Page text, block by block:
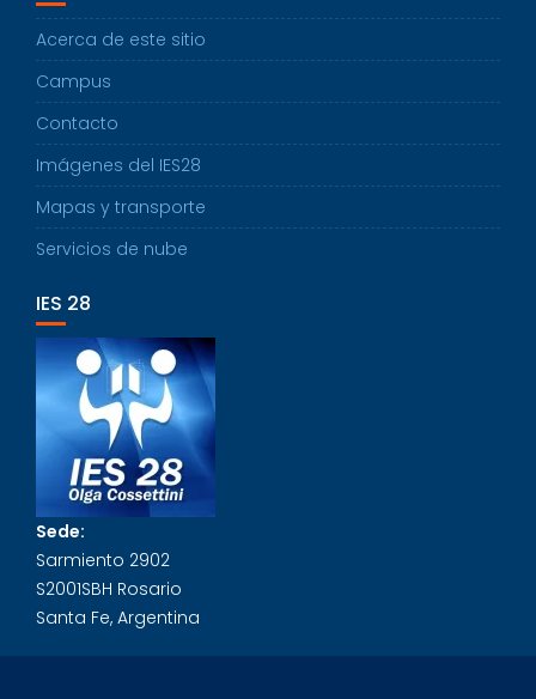
Acerca de este sitio
Campus
Contacto
Imágenes del IES28
Mapas y transporte
Servicios de nube
IES 28
Sede:
Sarmiento 2902
S2001SBH Rosario
Santa Fe, Argentina